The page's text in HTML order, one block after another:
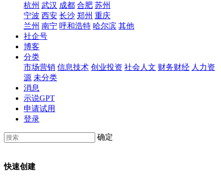
杭州 武汉 成都 合肥 苏州
宁波 西安 长沙 郑州 重庆
兰州 南宁 呼和浩特 哈尔滨 其他
社企号
博客
分类
市场营销 信息技术 创业投资 社会人文 财务财经 人力资
源 未分类
消息
示说GPT
申请试用
登录
确定
快速创建